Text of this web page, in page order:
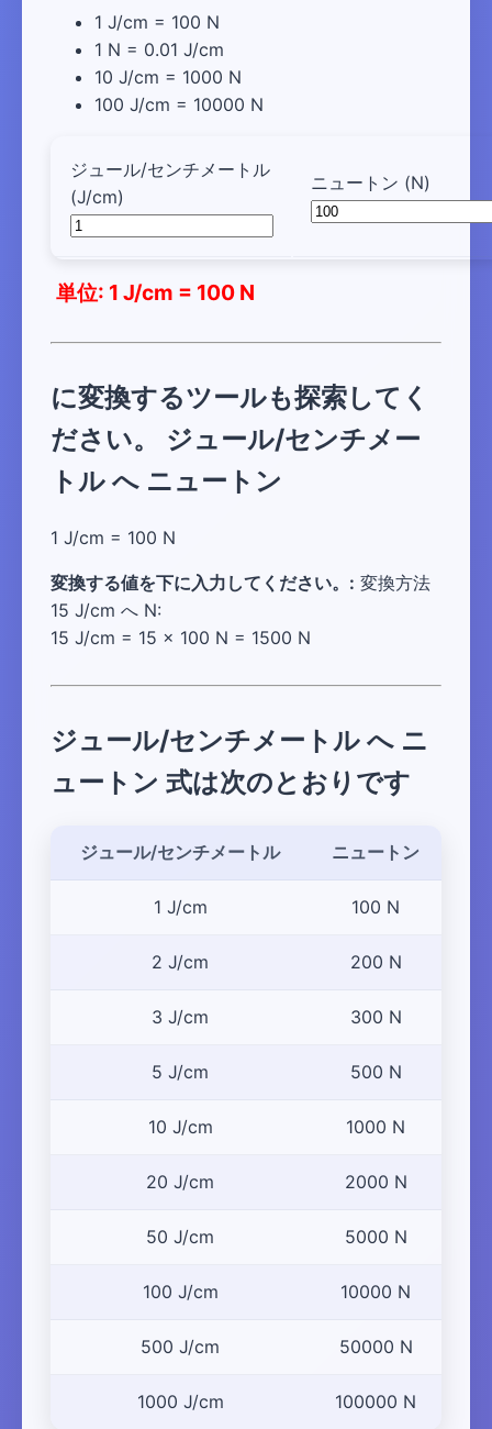
1 J/cm = 100 N
1 N = 0.01 J/cm
10 J/cm = 1000 N
100 J/cm = 10000 N
ジュール/センチメートル
(J/cm)
ニュートン (N)
単位: 1 J/cm = 100 N
に変換するツールも探索してく
ださい。 ジュール/センチメー
トル へ ニュートン
1 J/cm = 100 N
変換する値を下に入力してください。: 変換方法
15 J/cm へ N:
15 J/cm = 15 × 100 N = 1500 N
ジュール/センチメートル へ ニ
ュートン 式は次のとおりです
ジュール/センチメートル ニュートン
1 J/cm 100 N
2 J/cm 200 N
3 J/cm 300 N
5 J/cm 500 N
10 J/cm 1000 N
20 J/cm 2000 N
50 J/cm 5000 N
100 J/cm 10000 N
500 J/cm 50000 N
1000 J/cm 100000 N